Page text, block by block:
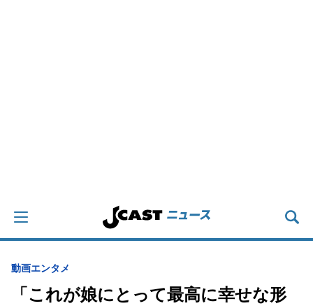
動画エンタメ
「これが娘にとって最高に幸せな形